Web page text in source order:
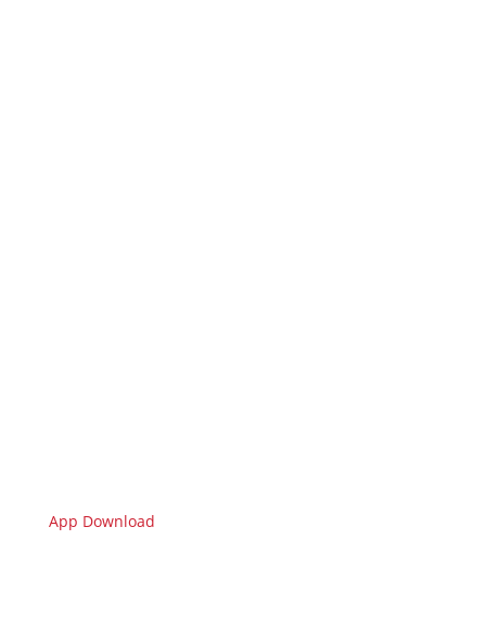
App Download